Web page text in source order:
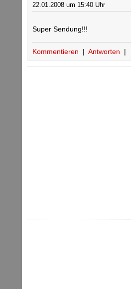
22.01.2008 um 15:40 Uhr
Super Sendung!!!
Kommentieren | Antworten |